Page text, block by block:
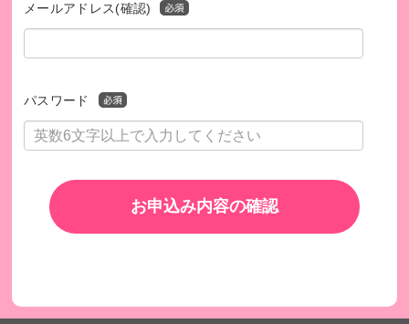
メールアドレス(確認)
パスワード
お申込み内容の確認